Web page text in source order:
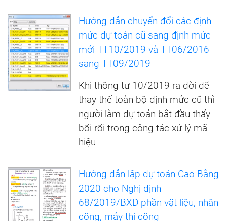
Hướng dẫn chuyển đổi các định
mức dự toán cũ sang định mức
mới TT10/2019 và TT06/2016
sang TT09/2019
Khi thông tư 10/2019 ra đời để
thay thế toàn bộ định mức cũ thì
người làm dự toán bắt đầu thấy
bối rối trong công tác xử lý mã
hiệu
Hướng dẫn lập dự toán Cao Bằng
2020 cho Nghị định
68/2019/BXD phần vật liệu, nhân
công, máy thi công